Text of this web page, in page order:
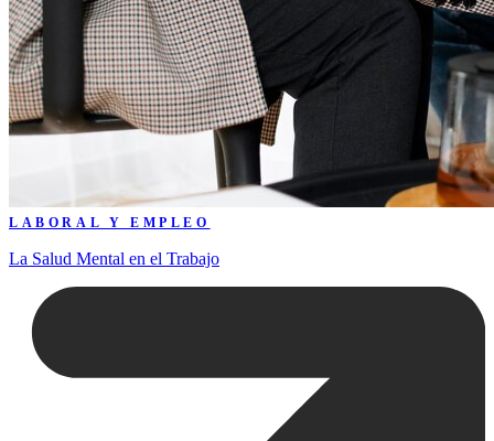
LABORAL Y EMPLEO
La Salud Mental en el Trabajo